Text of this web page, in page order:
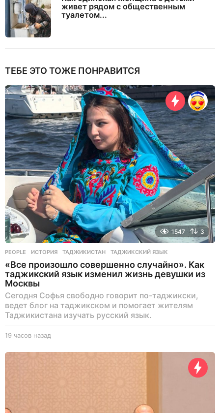
живет рядом с общественным
туалетом...
ТЕБЕ ЭТО ТОЖЕ ПОНРАВИТСЯ
1547 3
PEOPLE ИСТОРИЯ ,ТАДЖИКИСТАН ,ТАДЖИКСКИЙ ЯЗЫК
«Все произошло совершенно случайно». Как
таджикский язык изменил жизнь девушки из
Москвы
Сегодня Софья свободно говорит по-таджикски,
ведет блог на таджикском и помогает жителям
Таджикистана изучать русский язык.
19 часов назад
ч